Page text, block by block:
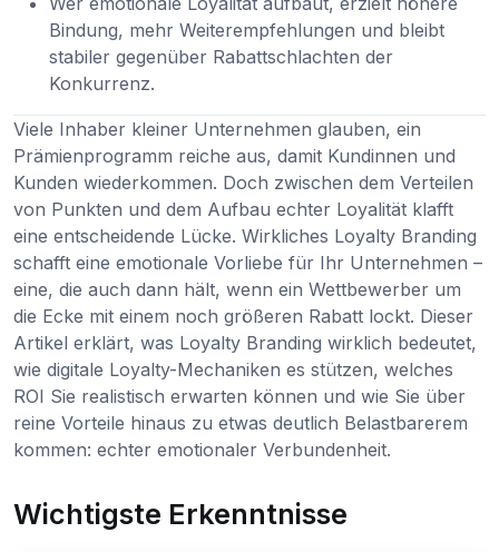
Bindung, mehr Weiterempfehlungen und bleibt
stabiler gegenüber Rabattschlachten der
Konkurrenz.
Viele Inhaber kleiner Unternehmen glauben, ein
Prämienprogramm reiche aus, damit Kundinnen und
Kunden wiederkommen. Doch zwischen dem Verteilen
von Punkten und dem Aufbau echter Loyalität klafft
eine entscheidende Lücke. Wirkliches Loyalty Branding
schafft eine emotionale Vorliebe für Ihr Unternehmen –
eine, die auch dann hält, wenn ein Wettbewerber um
die Ecke mit einem noch größeren Rabatt lockt. Dieser
Artikel erklärt, was Loyalty Branding wirklich bedeutet,
wie digitale Loyalty-Mechaniken es stützen, welches
ROI Sie realistisch erwarten können und wie Sie über
reine Vorteile hinaus zu etwas deutlich Belastbarerem
kommen: echter emotionaler Verbundenheit.
Wichtigste Erkenntnisse